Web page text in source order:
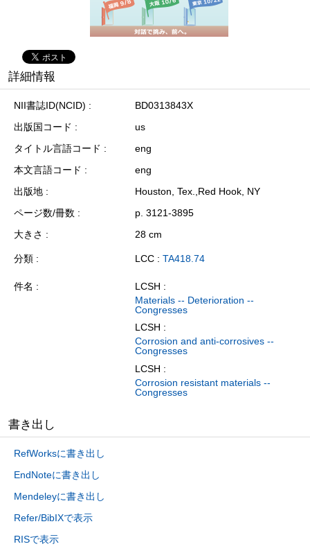
詳細情報
NII書誌ID(NCID)
BD0313843X
出版国コード
us
タイトル言語コード
eng
本文言語コード
eng
出版地
Houston, Tex.,Red Hook, NY
ページ数/冊数
p. 3121-3895
大きさ
28 cm
分類 LCC : TA418.74
件名
LCSH :
Materials -- Deterioration --
Congresses
LCSH :
Corrosion and anti-corrosives --
Congresses
LCSH :
Corrosion resistant materials --
Congresses
書き出し
RefWorksに書き出し
EndNoteに書き出し
Mendeleyに書き出し
Refer/BibIXで表示
RISで表示